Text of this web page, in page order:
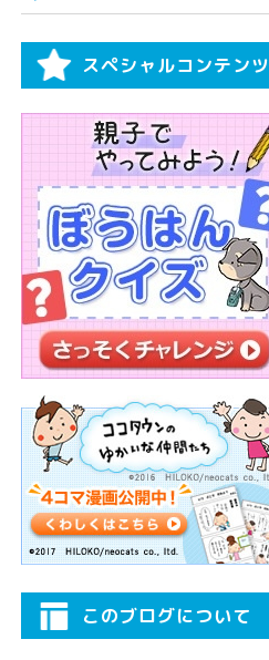
スペシャルコンテンツ
このブログについて